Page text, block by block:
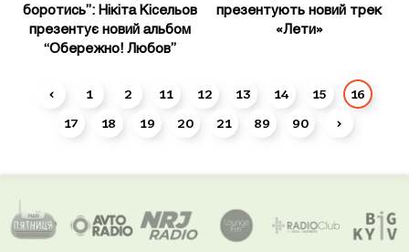
боротись”: Нікіта Кісельов
презентує новий альбом
“Обережно! Любов”
презентують новий трек
«Лети»
‹ 1 2 11 12 13 14 15
16
17
18 19 20 21 89 90 ›